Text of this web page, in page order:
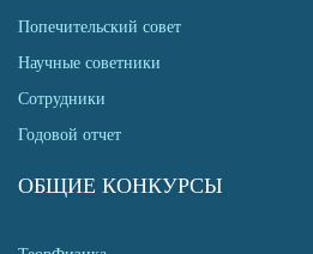
Попечительский совет
Научные советники
Сотрудники
Годовой отчет
ОБЩИЕ КОНКУРСЫ